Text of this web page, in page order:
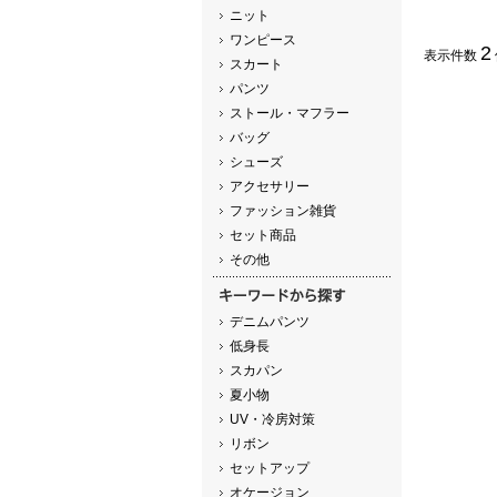
ニット
ワンピース
スカート
パンツ
ストール・マフラー
バッグ
シューズ
アクセサリー
ファッション雑貨
セット商品
その他
デニムパンツ
低身長
スカパン
夏小物
UV・冷房対策
リボン
セットアップ
オケージョン
表示件数 2